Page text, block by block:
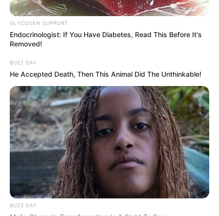
Tampil Lebih Modern, 7 Potret
Hasil Renovasi Rumah Berusia
90 Tahun
GLYCOGEN SUPPORT
Endocrinologist: If You Have Diabetes, Read This Before It's
Removed!
BUZZ DAY
He Accepted Death, Then This Animal Did The Unthinkable!
BUZZ DAY